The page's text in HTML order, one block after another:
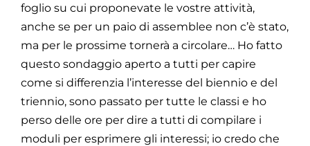
foglio su cui proponevate le vostre attività,
anche se per un paio di assemblee non c’è stato,
ma per le prossime tornerà a circolare… Ho fatto
questo sondaggio aperto a tutti per capire
come si differenzia l’interesse del biennio e del
triennio, sono passato per tutte le classi e ho
perso delle ore per dire a tutti di compilare i
moduli per esprimere gli interessi; io credo che